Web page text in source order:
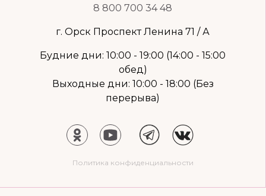
8 800 700 34 48
г. Орск Проспект Ленина 71 / А
Будние дни: 10:00 - 19:00 (14:00 - 15:00
обед)
Выходные дни: 10:00 - 18:00 (Без
перерыва)
Политика конфиденциальности